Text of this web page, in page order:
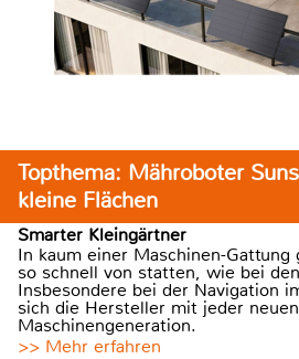
Topthema: Mähroboter
kleine Flächen
Smarter Kleingärtner
In kaum einer Maschinen-
so schnell von statten, wie bei
Insbesondere bei der Navigation
sich die Hersteller mit jeder neuen
Maschinengeneration.
>> Mehr erfahren